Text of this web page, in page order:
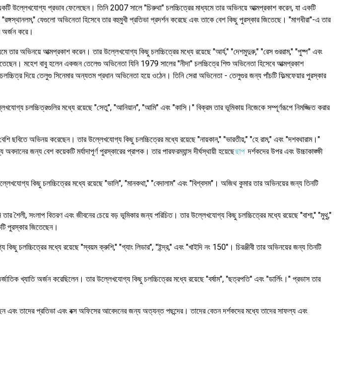
উল্লেখযোগ্য প্রভাব ফেলেছেন। তিনি 2007 সালে "চিরুথা" চলচ্চিত্রের মাধ্যমে তার অভিনয়ে আত্মপ্রকাশ করেন, যা একটি
যেগুলো অভিনেতা হিসেবে তার বহুমুখী প্রতিভা প্রদর্শন করেছে এবং তাকে বেশ কিছু পুরস্কার জিতেছে। "মাগধীরা"-এ তার
অর্জন করে।
তার অভিনয়ে আত্মপ্রকাশ করেন। তার উল্লেখযোগ্য কিছু চলচ্চিত্রের মধ্যে রয়েছে "আর্য," "দেশমুদুরু," "রেস গুররাম," "পুষ্প" এবং
মহেশ বাবু হলেন একজন তেলেগু অভিনেতা যিনি 1979 সালের "নীদা" চলচ্চিত্রে শিশু অভিনেতা হিসেবে আত্মপ্রকাশ
দিয়ে তেলুগু সিনেমার অন্যতম প্রধান অভিনেতা হয়ে ওঠেন। তিনি সেরা অভিনেতা - তেলুগুর জন্য পাঁচটি ফিল্মফেয়ার পুরস্কার
চলচ্চিত্রগুলির মধ্যে রয়েছে "সেতু", "আনিয়ান", "আমি" এবং "কাসি।" বিক্রম তার ভূমিকায় নিজেকে সম্পূর্ণরূপে নিমজ্জিত করার
ছবিতে অভিনয় করেছেন। তার উল্লেখযোগ্য কিছু চলচ্চিত্রের মধ্যে রয়েছে "নায়কান," "ভারতীয়," "হে রাম," এবং "দশবথারাম।"
জন্য বেশ কয়েকটি মর্যাদাপূর্ণ পুরস্কারের প্রাপক। তার পারফরম্যান্স দীর্ঘস্থায়ী হয়েছেছাপ দর্শকদের উপর এবং উচ্চাকাঙ্ক্ষী
কিছু চলচ্চিত্রের মধ্যে রয়েছে "ভালি", "মানকথা," "বেদালাম" এবং "বিশ্বসম"। অজিথ কুমার তার অভিনয়ের জন্য তিনটি
শৈলী, সংলাপ বিতরণ এবং জীবনের চেয়ে বড় ভূমিকার জন্য পরিচিত। তার উল্লেখযোগ্য কিছু চলচ্চিত্রের মধ্যে রয়েছে "বাশা," "মুথু,"
পুরস্কার জিতেছেন।
চলচ্চিত্রের মধ্যে রয়েছে "স্বয়ম ক্রুশি," "গ্যাং লিডার", "ইন্দ্র," এবং "খাইদি নং 150"। চিরঞ্জীবী তার অভিনয়ের জন্য তিনটি
খ্যাতি অর্জন করেছিলেন। তার উল্লেখযোগ্য কিছু চলচ্চিত্রের মধ্যে রয়েছে "বর্ষাম", "ছত্রপতি" এবং "ডার্লিং।" প্রভাস তার
এবং তাদের প্রতিভা এবং বক্স অফিসের আবেদনের জন্য অত্যন্ত পছন্দের। তাদের বেতন দর্শকদের মধ্যে তাদের সাফল্য এবং